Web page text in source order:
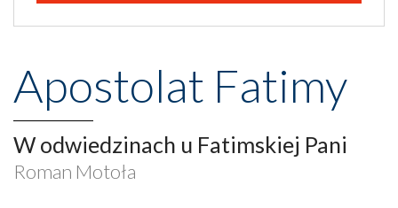
Apostolat Fatimy
W odwiedzinach u Fatimskiej Pani
Roman Motoła